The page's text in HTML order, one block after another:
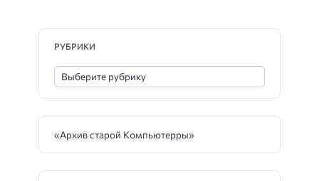
РУБРИКИ
«Архив старой Компьютерры»